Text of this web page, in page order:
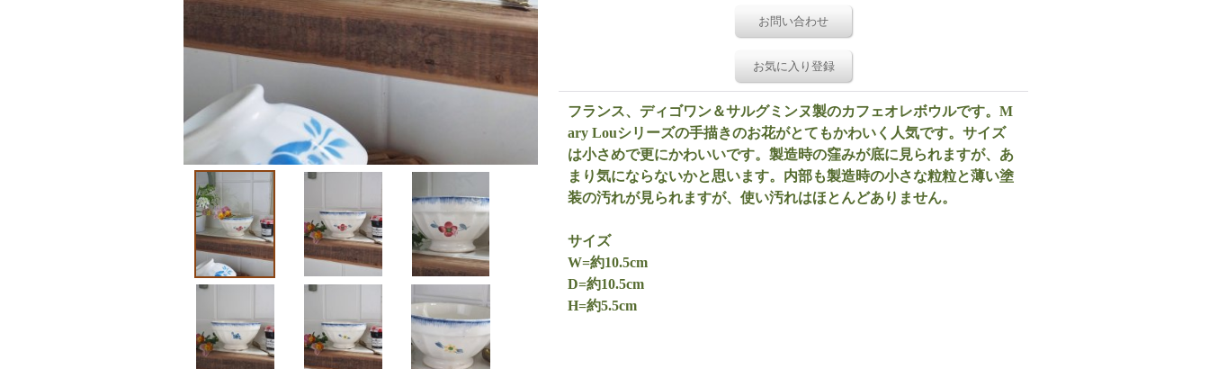
お問い合わせ
お気に入り登録
フランス、ディゴワン＆サルグミンヌ製のカフェオレボウルです。M
ary Louシリーズの手描きのお花がとてもかわいく人気です。サイズ
は小さめで更にかわいいです。製造時の窪みが底に見られますが、あ
まり気にならないかと思います。内部も製造時の小さな粒粒と薄い塗
装の汚れが見られますが、使い汚れはほとんどありません。
サイズ
W=約10.5cm
D=約10.5cm
H=約5.5cm